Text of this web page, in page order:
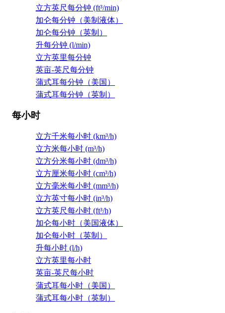
立方英尺每分钟 (ft³/min)
加仑每分钟（美制液体）
加仑每分钟（英制）
升每分钟 (l/min)
立方英里每分钟
英亩-英尺每分钟
蒲式耳每分钟（美国）
蒲式耳每分钟（英制）
每小时
立方千米每小时 (km³/h)
立方米每小时 (m³/h)
立方分米每小时 (dm³/h)
立方厘米每小时 (cm³/h)
立方毫米每小时 (mm³/h)
立方英寸每小时 (in³/h)
立方英尺每小时 (ft³/h)
加仑每小时（美国液体）
加仑每小时（英制）
升每小时 (l/h)
立方英里每小时
英亩-英尺每小时
蒲式耳每小时（美国）
蒲式耳每小时（英制）